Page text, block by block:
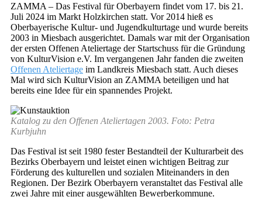
ZAMMA – Das Festival für Oberbayern findet vom 17. bis 21.
Juli 2024 im Markt Holzkirchen statt. Vor 2014 hieß es
Oberbayerische Kultur- und Jugendkulturtage und wurde bereits
2003 in Miesbach ausgerichtet. Damals war mit der Organisation
der ersten Offenen Ateliertage der Startschuss für die Gründung
von KulturVision e.V. Im vergangenen Jahr fanden die zweiten
Offenen Ateliertage im Landkreis Miesbach statt. Auch dieses
Mal wird sich KulturVision an ZAMMA beteiligen und hat
bereits eine Idee für ein spannendes Projekt.
Katalog zu den Offenen Ateliertagen 2003. Foto: Petra
Kurbjuhn
Das Festival ist seit 1980 fester Bestandteil der Kulturarbeit des
Bezirks Oberbayern und leistet einen wichtigen Beitrag zur
Förderung des kulturellen und sozialen Miteinanders in den
Regionen. Der Bezirk Oberbayern veranstaltet das Festival alle
zwei Jahre mit einer ausgewählten Bewerberkommune.